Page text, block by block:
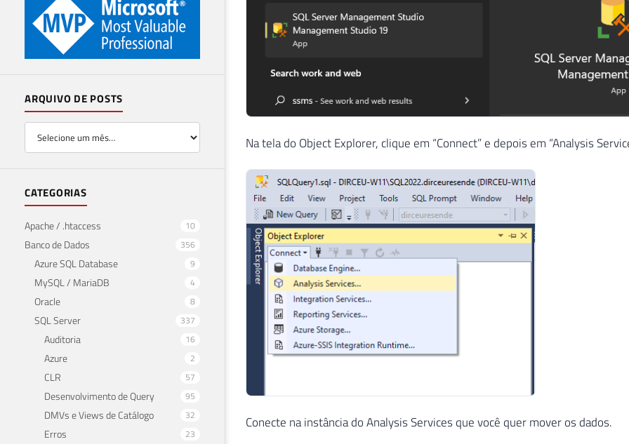
ARQUIVO DE POSTS
CATEGORIAS
Apache / .htaccess 10
Banco de Dados 356
Azure SQL Database 9
MySQL / MariaDB 4
Oracle 8
SQL Server 337
Auditoria 16
Azure 2
CLR 57
Desenvolvimento de Query 95
DMVs e Views de Catálogo 32
Erros 23
Na tela do Object Explorer, clique em “Connect” e depois em “Analysis
Conecte na instância do Analysis Services que você quer mover os dados.